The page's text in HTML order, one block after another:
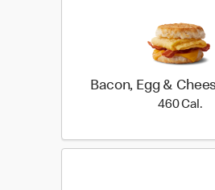
Bacon, Egg &
460 Cal.